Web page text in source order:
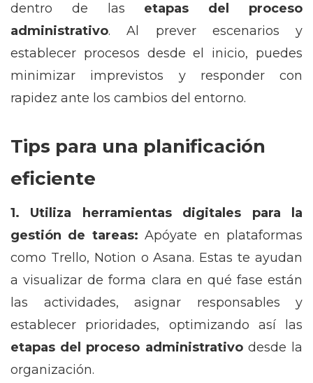
dentro de las etapas del proceso
administrativo. Al prever escenarios y
establecer procesos desde el inicio, puedes
minimizar imprevistos y responder con
rapidez ante los cambios del entorno.
Tips para una planificación
eficiente
1. Utiliza herramientas digitales para la
gestión de tareas:Apóyate en plataformas
como Trello, Notion o Asana. Estas te ayudan
a visualizar de forma clara en qué fase están
las actividades, asignar responsables y
establecer prioridades, optimizando así las
etapas del proceso administrativodesde la
organización.